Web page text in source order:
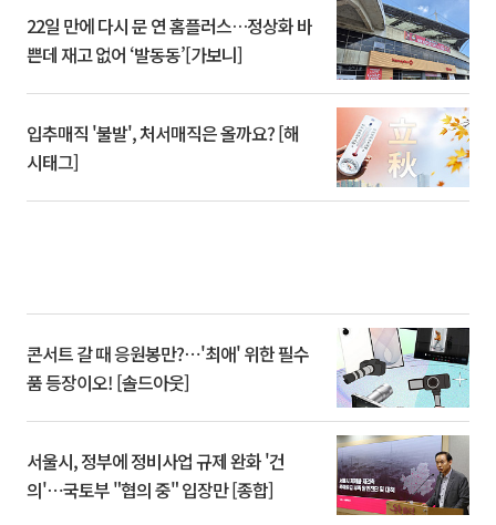
22일 만에 다시 문 연 홈플러스…정상화 바
쁜데 재고 없어 ‘발동동’[가보니]
입추매직 '불발', 처서매직은 올까요? [해
시태그]
콘서트 갈 때 응원봉만?⋯'최애' 위한 필수
품 등장이오! [솔드아웃]
서울시, 정부에 정비사업 규제 완화 '건
의'⋯국토부 "협의 중" 입장만 [종합]